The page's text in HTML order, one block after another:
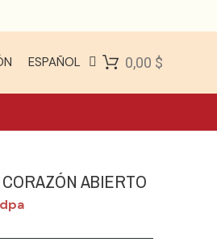
ESPAÑOL 0,00 $
ABIERTO